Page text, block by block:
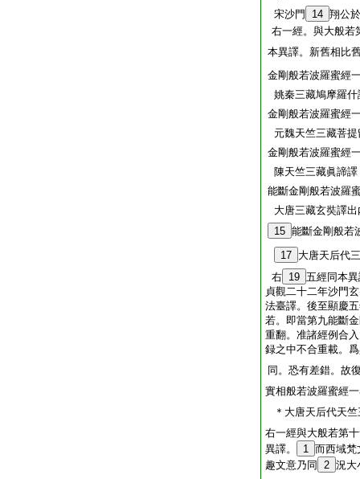
宋沙門 14 翔公
右一經。與大般若
本異譯。新舊相比
金剛般若波羅蜜經
姚秦三藏鳩摩羅什
金剛般若波羅蜜經
元魏天竺三藏菩提
金剛般若波羅蜜經
陳天竺三藏眞諦譯
能斷金剛般若波羅
大唐三藏玄奘譯出
15 能斷金剛般若
17 大唐天后代
右 19 五經同本
貞觀二十二年沙門
法臺譯。後至顯慶
若。即當第九能斷
重翻。准諸經例合
録之中不合重載。
同。恐有差錯。故
實相般若波羅蜜經
＊大唐天后代天
右一經與大般若第
異譯。
1 而西域梵
趣文意乃同
2 況大